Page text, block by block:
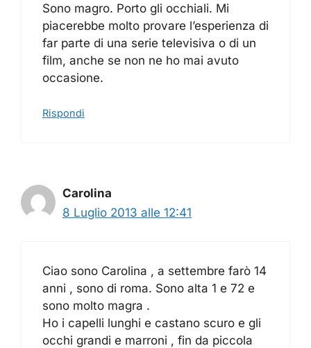
Sono magro. Porto gli occhiali. Mi
piacerebbe molto provare l’esperienza di
far parte di una serie televisiva o di un
film, anche se non ne ho mai avuto
occasione.
Rispondi
Carolina
8 Luglio 2013 alle 12:41
Ciao sono Carolina , a settembre farò 14
anni , sono di roma. Sono alta 1 e 72 e
sono molto magra .
Ho i capelli lunghi e castano scuro e gli
occhi grandi e marroni , fin da piccola